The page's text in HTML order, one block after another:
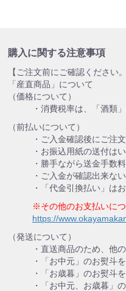
購入に関する注意事項
【ご注文前にご確認ください。
「産直商品」について
（価格について）
・消費税率は、「酒類
（前払いについて）
・ご入金確認後にご注
・お振込用紙の送付は
・勝手ながら送金手数
・ご入金が確認出来な
・「代金引換払い」は
※その他のお支払いに
https://
（発送について）
・直送商品のため、他
・「お中元」のお熨斗
・「お歳暮」のお熨斗
・「お中元、お歳暮」